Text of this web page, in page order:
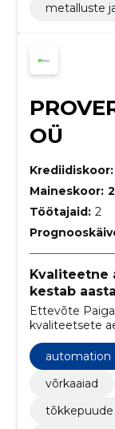
metalluste
OÜ
Krediidiskoor:
Maineskoor:
Töötajaid: 2
Kvaliteetne
kestab
Ettevõte
kvaliteetsete
automation
võrkaaiad